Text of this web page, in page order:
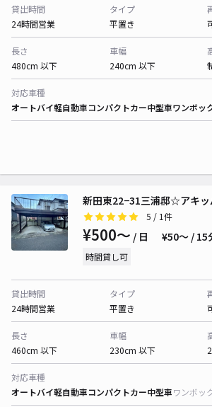
貸出時間
24時間営業
タイプ
平置き
長さ
480cm 以下
車幅
240cm 以下
対応車種
オートバイ軽自動車コンパクトカー中型車ワンボッ
新田東22−31三浦邸☆アキッ
5 / 1件
¥500〜 / 日 ¥50〜 / 15
時間貸し可
貸出時間
24時間営業
タイプ
平置き
長さ
460cm 以下
車幅
230cm 以下
対応車種
オートバイ軽自動車コンパクトカー中型車ワンボッ